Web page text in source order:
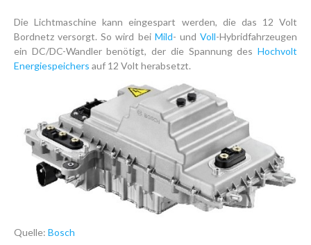
Die Lichtmaschine kann eingespart werden, die das 12 Volt
Bordnetz versorgt. So wird bei Mild- undVoll-Hybridfahrzeugen
ein DC/DC-Wandler benötigt, der die Spannung des Hochvolt
Energiespeichers auf 12 Volt herabsetzt.
Quelle: Bosch